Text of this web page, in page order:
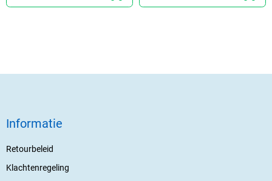
Informatie
Retourbeleid
Klachtenregeling